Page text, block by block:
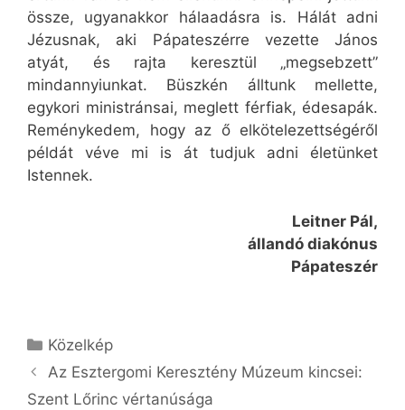
össze, ugyanakkor hálaadásra is. Hálát adni
Jézusnak, aki Pápateszérre vezette János
atyát, és rajta keresztül „megsebzett”
mindannyiunkat. Büszkén álltunk mellette,
egykori ministránsai, meglett férfiak, édesapák.
Reménykedem, hogy az ő elkötelezettségéről
példát véve mi is át tudjuk adni életünket
Istennek.
Leitner Pál,
állandó diakónus
Pápateszér
Kategória
Közelkép
Az Esztergomi Keresztény Múzeum kincsei:
Szent Lőrinc vértanúsága